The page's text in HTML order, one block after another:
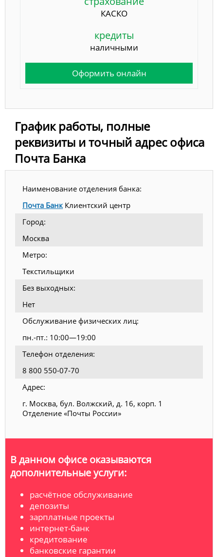
КАСКО
кредиты
наличными
Оформить онлайн
График работы, полные
реквизиты и точный адрес офиса
Почта Банка
Наименование отделения банка:
Почта БанкКлиентский центр
Город:
Москва
Метро:
Текстильщики
Без выходных:
Нет
Обслуживание физических лиц:
пн.-пт.: 10:00—19:00
Телефон отделения:
8 800 550-07-70
Адрес:
г. Москва, бул. Волжский, д. 16, корп. 1
Отделение «Почты России»
В данном офисе оказываются
дополнительные услуги:
расчётное обслуживание
депозиты
зарплатные проекты
интернет-банк
кредитование
банковские гарантии